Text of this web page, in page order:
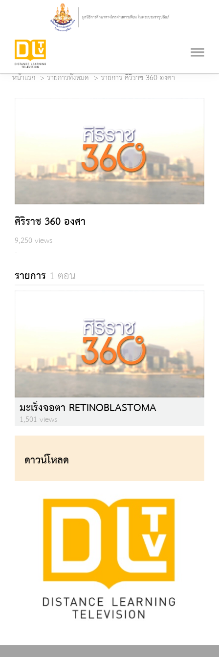
หน้าแรก รายการทั้งหมด รายการ ศิริราช 360 องศา
ศิริราช 360 องศา
9,250 views
-
รายการ 1 ตอน
มะเร็งจอตา RETINOBLASTOMA
1,501 views
ดาวน์โหลด